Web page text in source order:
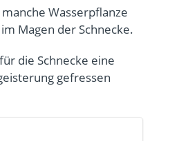
Wasserpflanze
Magen der Schnecke.
die Schnecke eine
gefressen